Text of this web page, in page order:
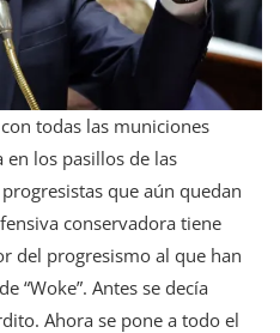
todas las municiones
en los pasillos de las
que aún quedan
conservadora tiene
del progresismo al que han
“Woke”. Antes se decía
Ahora se pone a todo el